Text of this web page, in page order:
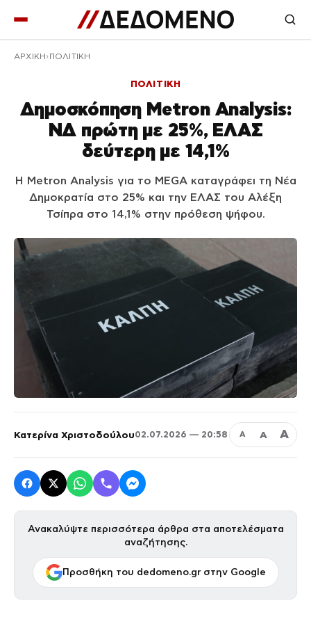
ΑΡΧΙΚΉ ΠΟΛΙΤΙΚΗ
ΠΟΛΙΤΙΚΗ
Δημοσκόπηση Metron Analysis:
ΝΔ πρώτη με 25%, ΕΛΑΣ
δεύτερη με 14,1%
Η Metron Analysis για το MEGA καταγράφει τη Νέα
Δημοκρατία στο 25% και την ΕΛΑΣ του Αλέξη
Τσίπρα στο 14,1% στην πρόθεση ψήφου.
Κατερίνα Χριστοδούλου02.07.2026 — 20:58 Α Α Α
Ανακαλύψτε περισσότερα άρθρα στα αποτελέσματα
αναζήτησης.
Προσθήκη του dedomeno.gr στην Google